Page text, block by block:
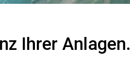
Ihrer Anlagen.